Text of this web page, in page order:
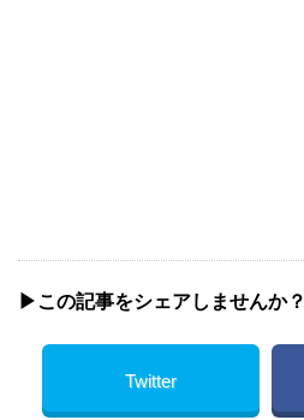
▶︎この記事をシェアしませんか？
Twitter